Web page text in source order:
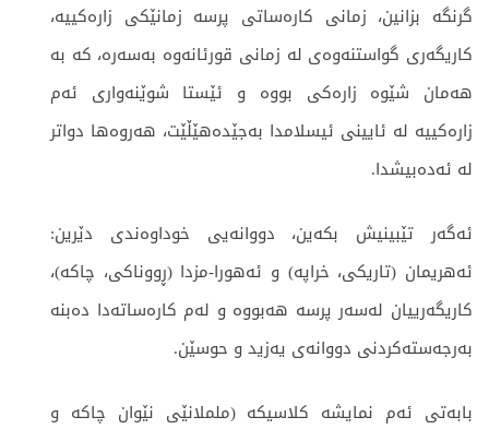
گرنگە بزانین، زمانی کارەساتی پرسە زمانێکی زارەکییە،
کاریگەری گواستنەوەی لە زمانی قورئانەوە بەسەرە، کە بە
هەمان شێوە زارەکی بووە و ئێستا شوێنەواری ئەم
زارەکییە لە ئایینی ئیسلامدا بەجێدەهێڵێت، هەروەها دواتر
لە ئەدەبیشدا.
ئەگەر تێبینیش بکەین، دووانەیی خوداوەندی دێرین:
ئەهریمان (تاریکی، خراپە) و ئەهورا-مزدا (ڕووناکی، چاکە)،
کاریگەرییان لەسەر پرسە هەبووە و لەم کارەساتەدا دەبنە
بەرجەستەکردنی دووانەی یەزید و حوسێن.
بابەتی ئەم نمایشە کلاسیکە (ململانێی نێوان چاکە و